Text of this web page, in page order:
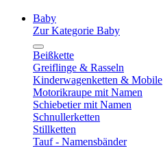
Baby
Zur Kategorie Baby
Beißkette
Greiflinge & Rasseln
Kinderwagenketten & Mobile
Motorikraupe mit Namen
Schiebetier mit Namen
Schnullerketten
Stillketten
Tauf - Namensbänder